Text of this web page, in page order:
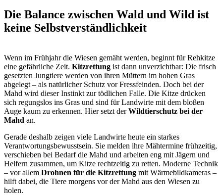
Die Balance zwischen Wald und Wild ist
keine Selbstverständlichkeit
Wenn im Frühjahr die Wiesen gemäht werden, beginnt für Rehkitze
eine gefährliche Zeit. Kitzrettung ist dann unverzichtbar: Die frisch
gesetzten Jungtiere werden von ihren Müttern im hohen Gras
abgelegt – als natürlicher Schutz vor Fressfeinden. Doch bei der
Mahd wird dieser Instinkt zur tödlichen Falle. Die Kitze drücken
sich regungslos ins Gras und sind für Landwirte mit dem bloßen
Auge kaum zu erkennen. Hier setzt derWildtierschutz bei der
Mahd an.
Gerade deshalb zeigen viele Landwirte heute ein starkes
Verantwortungsbewusstsein. Sie melden ihre Mähtermine frühzeitig,
verschieben bei Bedarf die Mahd und arbeiten eng mit Jägern und
Helfern zusammen, um Kitze rechtzeitig zu retten. Moderne Technik
– vor allem Drohnen für die Kitzrettung mit Wärmebildkameras –
hilft dabei, die Tiere morgens vor der Mahd aus den Wiesen zu
holen.